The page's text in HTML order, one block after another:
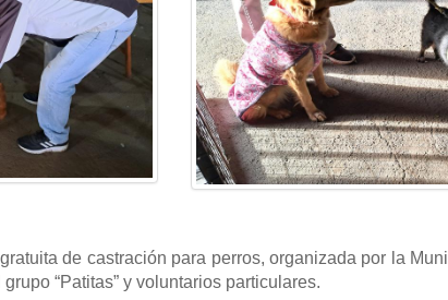
de castración para perros, organizada por la
“Patitas” y voluntarios particulares.